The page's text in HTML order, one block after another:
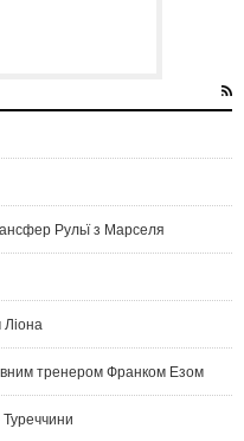
Рульї з Марселя
Ліона
тренером Франком Езом